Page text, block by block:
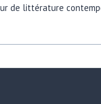
de littérature